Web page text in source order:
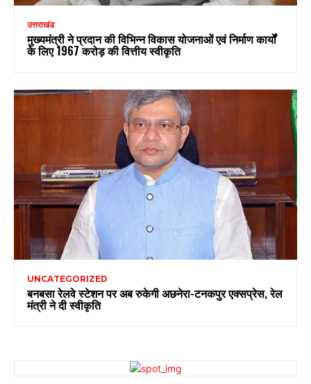
उत्तराखंड
मुख्यमंत्री ने प्रदान की विभिन्न विकास योजनाओं एवं निर्माण कार्यों
के लिए ₹1967 करोड़ की वित्तीय स्वीकृति
UNCATEGORIZED
बनबसा रेलवे स्टेशन पर अब रुकेगी अछनेरा-टनकपुर एक्सप्रेस, रेल
मंत्री ने दी स्वीकृति